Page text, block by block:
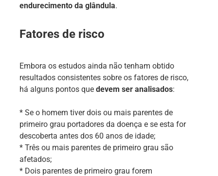
endurecimento da glândula.
Fatores de risco
Embora os estudos ainda não tenham obtido
resultados consistentes sobre os fatores de risco,
há alguns pontos que devem ser analisados:
* Se o homem tiver dois ou mais parentes de
primeiro grau portadores da doença e se esta for
descoberta antes dos 60 anos de idade;
* Três ou mais parentes de primeiro grau são
afetados;
* Dois parentes de primeiro grau forem